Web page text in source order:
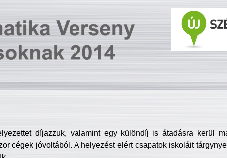
díjazzuk, valamint egy különdíj is átadásra kerül
cégek jóvoltából. A helyezést elért csapatok iskoláit